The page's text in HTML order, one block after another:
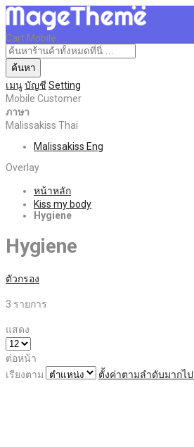
Cart Mobile
ค้นหา
เมนูบัญชี Setting
Mobile Customer
ภาษา
Malissakiss Thai
Malissakiss Eng
Overlay
หน้าหลัก
Kiss my body
Hygiene
Hygiene
ตัวกรอง
3 รายการ
แสดง
ต่อหน้า
เรียงตาม
ตั้งค่าตามลำดับมากไ